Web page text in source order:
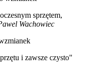
sprzętem,
Wachowiec
i zawsze czysto"